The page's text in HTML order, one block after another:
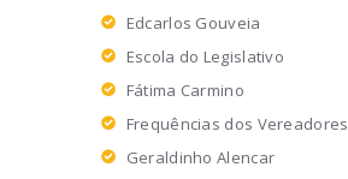
Edcarlos Gouveia
Escola do Legislativo
Fátima Carmino
Frequências dos Vereadores
Geraldinho Alencar